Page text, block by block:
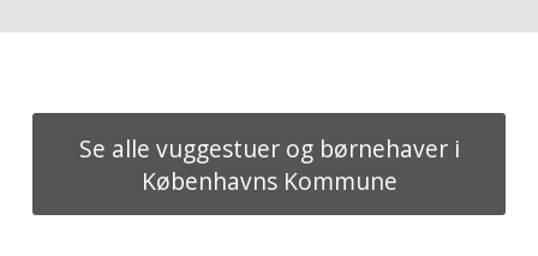
Se alle vuggestuer og børnehaver i
Københavns Kommune